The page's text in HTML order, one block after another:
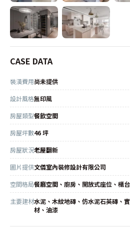
CASE DATA
裝潢費用尚未提供
設計風格無印風
房屋類型餐飲空間
房屋坪數46 坪
房屋狀況老屋翻新
圖片提供文儀室內裝修設計有限公司
空間格局餐廳空間、廚房、開放式座位、櫃台
主要建材水泥、木紋地磚、仿水泥石英磚、
材、油漆